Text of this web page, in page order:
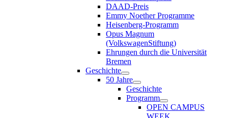
DAAD-Preis
Emmy Noether Programme
Heisenberg-Programm
Opus Magnum
(VolkswagenStiftung)
Ehrungen durch die Universität
Bremen
Geschichte
50 Jahre
Geschichte
Programm
OPEN CAMPUS
WEEK